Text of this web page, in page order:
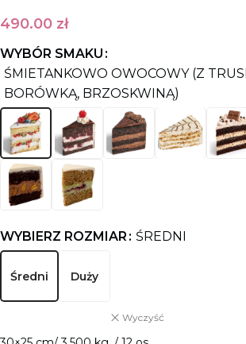
490.00 zł
WYBÓR SMAKU
ŚMIETANKOWO OWOCOWY (Z
BORÓWKĄ, BRZOSKWINĄ)
WYBIERZ ROZMIAR ŚREDNI
Średni Duży
Wyczyść